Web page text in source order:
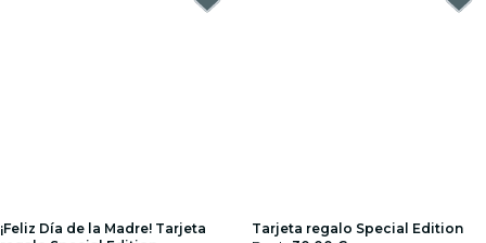
¡Feliz Día de la Madre! Tarjeta
Tarjeta regalo Special Edition